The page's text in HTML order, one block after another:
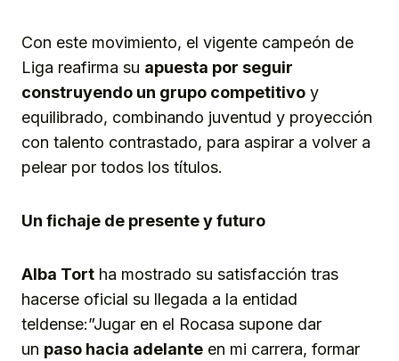
Con este movimiento, el vigente campeón de
Liga reafirma su apuesta por seguir
construyendo un grupo competitivo y
equilibrado, combinando juventud y proyección
con talento contrastado, para aspirar a volver a
pelear por todos los títulos.
Un fichaje de presente y futuro
Alba Tort ha mostrado su satisfacción tras
hacerse oficial su llegada a la entidad
teldense:”Jugar en el Rocasa supone dar
un paso hacia adelante en mi carrera, formar